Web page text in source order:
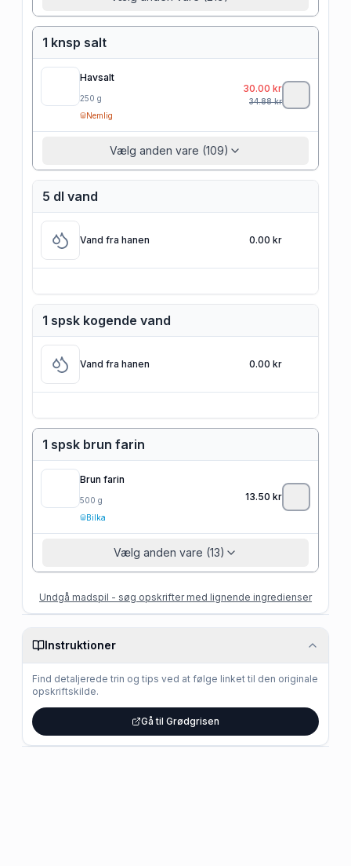
1 knsp salt
Havsalt
250 g
Nemlig
30.00 kr
34.88kr
Vælg anden vare (109)
5 dl vand
Vand fra hanen 0.00 kr
1 spsk kogende vand
Vand fra hanen 0.00 kr
1 spsk brun farin
Brun farin
500 g
Bilka
13.50 kr
Vælg anden vare (13)
Undgå madspil - søg opskrifter med lignende ingredienser
Instruktioner
Find detaljerede trin og tips ved at følge linket til den originale
opskriftskilde.
Gå til Grødgrisen